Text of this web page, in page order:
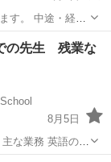
す。 中途・経験
館・教員・児童
の先生 残業な
8月5日
な業務 英語のレ
語のみで行いま